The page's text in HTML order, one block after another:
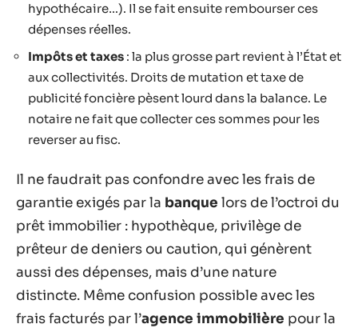
hypothécaire…). Il se fait ensuite rembourser ces
dépenses réelles.
Impôts et taxes : la plus grosse part revient à l’État et
aux collectivités. Droits de mutation et taxe de
publicité foncière pèsent lourd dans la balance. Le
notaire ne fait que collecter ces sommes pour les
reverser au fisc.
Il ne faudrait pas confondre avec les frais de
garantie exigés par la banque lors de l’octroi du
prêt immobilier : hypothèque, privilège de
prêteur de deniers ou caution, qui génèrent
aussi des dépenses, mais d’une nature
distincte. Même confusion possible avec les
frais facturés par l’agence immobilière pour la